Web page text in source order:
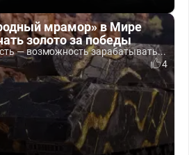
мрамор» в Мире
золото за победы
— возможность зарабатывать...
4